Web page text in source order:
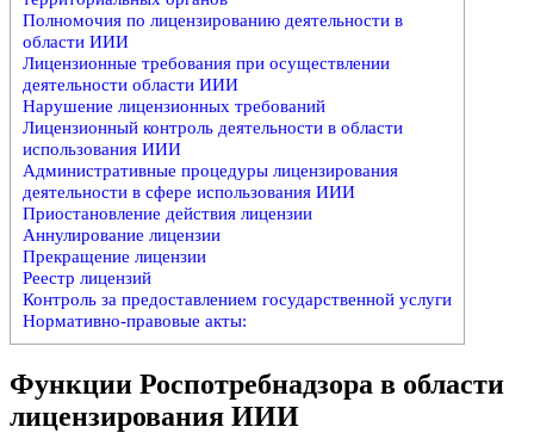
Полномочия по лицензированию деятельности в
области ИИИ
Лицензионные требования при осуществлении
деятельности области ИИИ
Нарушение лицензионных требований
Лицензионный контроль деятельности в области
использования ИИИ
Административные процедуры лицензирования
деятельности в сфере использования ИИИ
Приостановление действия лицензии
Аннулирование лицензии
Прекращение лицензии
Реестр лицензий
Контроль за предоставлением государственной услуги
Нормативно-правовые акты:
Функции Роспотребнадзора в области
лицензирования ИИИ